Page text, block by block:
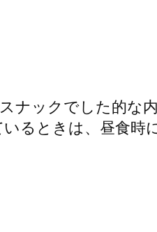
ナックでした的な
るときは、昼食時